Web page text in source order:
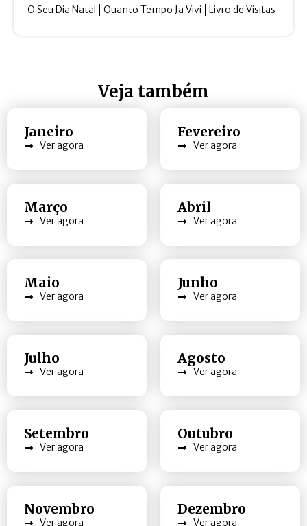
O Seu Dia Natal Quanto Tempo Ja Vivi Livro de Visitas
Veja também
Janeiro
Ver agora
Fevereiro
Ver agora
Março
Ver agora
Abril
Ver agora
Maio
Ver agora
Junho
Ver agora
Julho
Ver agora
Agosto
Ver agora
Setembro
Ver agora
Outubro
Ver agora
Novembro
Ver agora
Dezembro
Ver agora